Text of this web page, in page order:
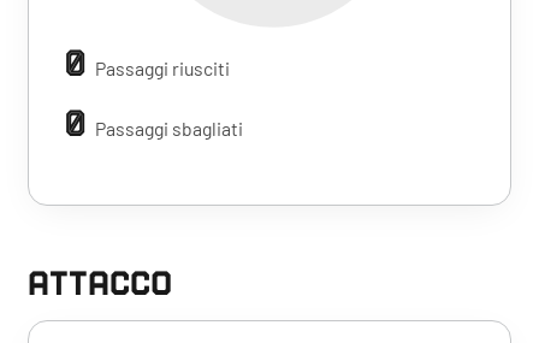
0 Passaggi riusciti
0 Passaggi sbagliati
ATTACCO